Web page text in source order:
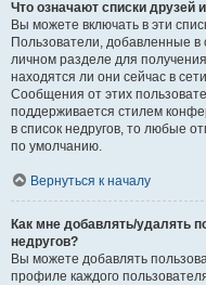
Что означают списки друзей
Вы можете включать в эти
Пользователи, добавленные в
личном разделе для
находятся ли они сейчас в
Сообщения от этих
поддерживается стилем
в список недругов, то любые
по умолчанию.
Вернуться к началу
Как мне добавлять/удалять
недругов?
Вы можете добавлять
профиле каждого